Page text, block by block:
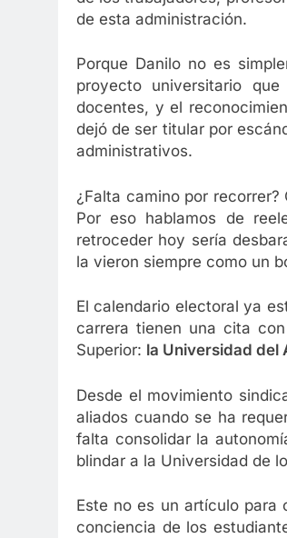
de esta administración.
Porque Danilo no es
proyecto universitario
docentes, y el
dejó de ser titular por
administrativos.
¿Falta camino por
Por eso hablamos de
retroceder hoy sería
la vieron siempre como un
El calendario electoral ya
carrera tienen una cita
Superior: la Universidad del
Desde el movimiento
aliados cuando se ha
falta consolidar la
blindar a la Universidad de
Este no es un artículo para
conciencia de los